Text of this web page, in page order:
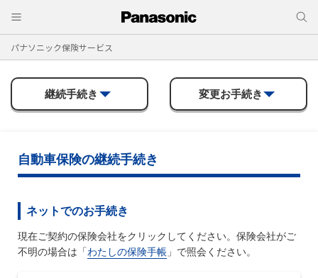
パナソニック保険サービス
継続手続き 変更お手続き
自動車保険の継続手続き
ネットでのお手続き
現在ご契約の保険会社をクリックしてください。保険会社がご
不明の場合は「わたしの保険手帳 」で照会ください。